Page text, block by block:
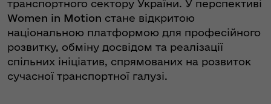
транспортного сектору України. У перспективі
Women in Motion стане відкритою
національною платформою для професійного
розвитку, обміну досвідом та реалізації
спільних ініціатив, спрямованих на розвиток
сучасної транспортної галузі.